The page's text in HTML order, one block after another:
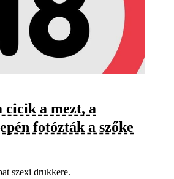
cicik a mezt, a
fotózták a szőke
szexi drukkere.